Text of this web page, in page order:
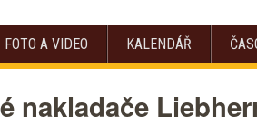
FOTO A VIDEO KALENDÁŘ
nakladače